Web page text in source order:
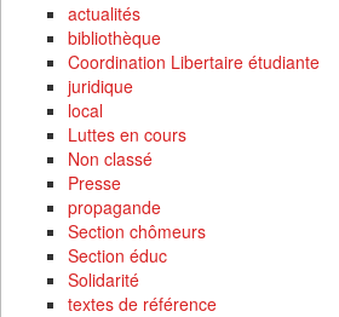
actualités
bibliothèque
Coordination Libertaire étudiante
juridique
local
Luttes en cours
Non classé
Presse
propagande
Section chômeurs
Section éduc
Solidarité
textes de référence